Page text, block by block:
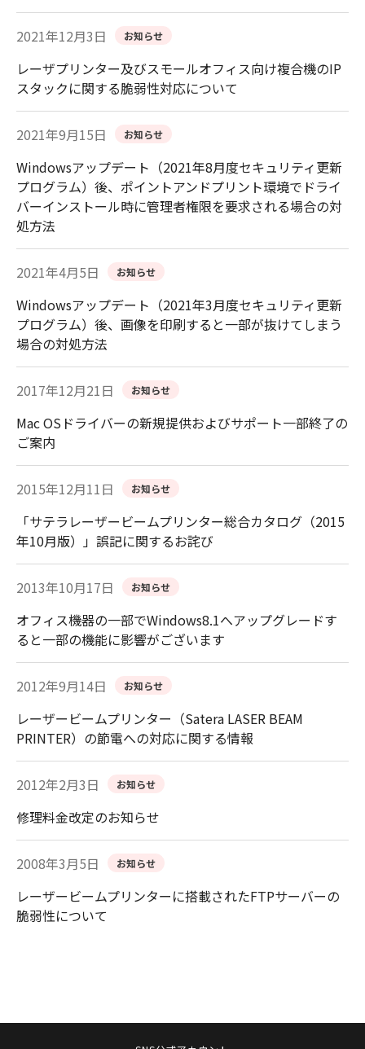
2021年12月3日 お知らせ
レーザプリンター及びスモールオフィス向け複合機のIP
スタックに関する脆弱性対応について
2021年9月15日 お知らせ
Windowsアップデート（2021年8月度セキュリティ更新
プログラム）後、ポイントアンドプリント環境でドライ
バーインストール時に管理者権限を要求される場合の対
処方法
2021年4月5日 お知らせ
Windowsアップデート（2021年3月度セキュリティ更新
プログラム）後、画像を印刷すると一部が抜けてしまう
場合の対処方法
2017年12月21日 お知らせ
Mac OSドライバーの新規提供およびサポート一部終了の
ご案内
2015年12月11日 お知らせ
「サテラレーザービームプリンター総合カタログ（2015
年10月版）」誤記に関するお詫び
2013年10月17日 お知らせ
オフィス機器の一部でWindows8.1へアップグレードす
ると一部の機能に影響がございます
2012年9月14日 お知らせ
レーザービームプリンター（Satera LASER BEAM
PRINTER）の節電への対応に関する情報
2012年2月3日 お知らせ
修理料金改定のお知らせ
2008年3月5日 お知らせ
レーザービームプリンターに搭載されたFTPサーバーの
脆弱性について